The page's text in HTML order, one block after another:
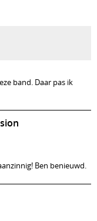
band. Daar pas ik
Ben benieuwd.